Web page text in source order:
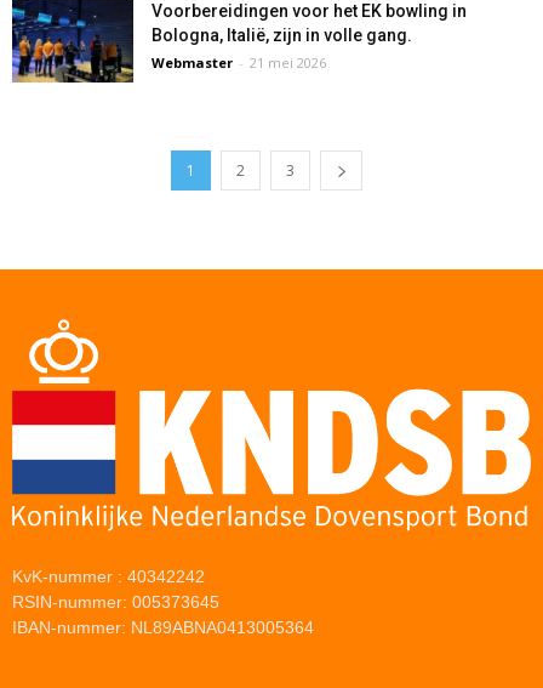
Voorbereidingen voor het EK bowling in
Bologna, Italië, zijn in volle gang.
Webmaster - 21 mei 2026
1 2 3
KvK-nummer : 40342242
RSIN-nummer: 005373645
IBAN-nummer: NL89ABNA0413005364